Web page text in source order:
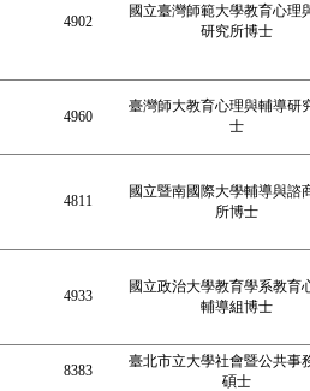
4902
國立臺灣師範大學教育心理
研究所博士
4960
臺灣師大教育心理與輔導研
士
4811
國立暨南國際大學輔導與諮
所博士
4933
國立政治大學教育學系教育
輔導組博士
8383
臺北市立大學社會暨公共事
碩士